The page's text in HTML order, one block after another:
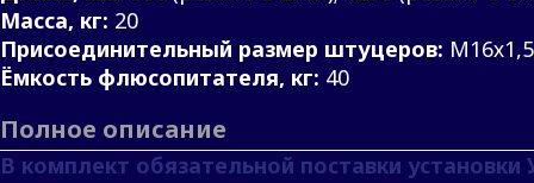
Масса, кг: 20
Присоединительный размер штуцеров:
Ёмкость флюсопитателя, кг: 40
Полное описание
В комплект обязательной поставки